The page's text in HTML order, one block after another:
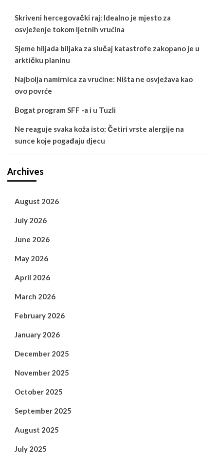
Skriveni hercegovački raj: Idealno je mjesto za
osvježenje tokom ljetnih vrućina
Sjeme hiljada biljaka za slučaj katastrofe zakopano je u
arktičku planinu
Najbolja namirnica za vrućine: Ništa ne osvježava kao
ovo povrće
Bogat program SFF -a i u Tuzli
Ne reaguje svaka koža isto: Četiri vrste alergije na
sunce koje pogađaju djecu
Archives
August 2026
July 2026
June 2026
May 2026
April 2026
March 2026
February 2026
January 2026
December 2025
November 2025
October 2025
September 2025
August 2025
July 2025